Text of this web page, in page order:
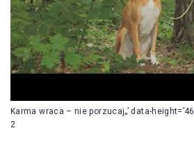
Karma wraca – nie porzucaj„’ data-
2